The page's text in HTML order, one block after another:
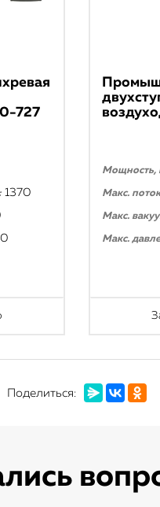
727
1370
Мощность,
Макс.
Макс.
Макс.
Поделиться: